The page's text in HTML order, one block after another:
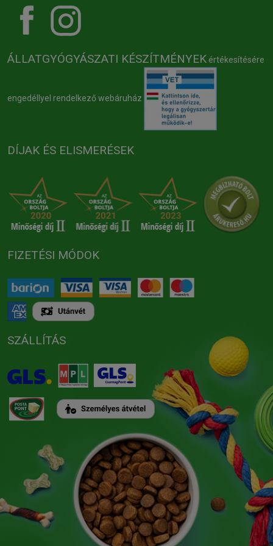
ÁLLATGYÓGYÁSZATI KÉSZÍTMÉNYEK értékesítésére
engedéllyel rendelkező webáruház
DÍJAK ÉS ELISMERÉSEK
FIZETÉSI MÓDOK
SZÁLLÍTÁS